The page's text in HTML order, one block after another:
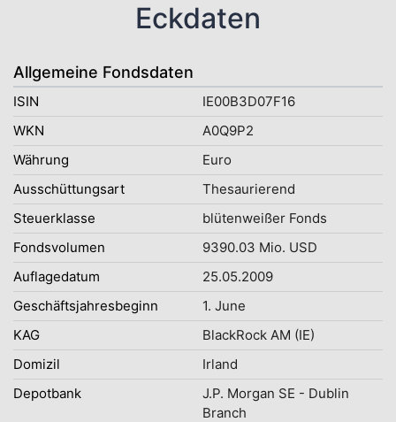
Eckdaten
Allgemeine Fondsdaten
ISIN
IE00B3D07F16
WKN
A0Q9P2
Währung
Euro
Ausschüttungsart
Thesaurierend
Steuerklasse
blütenweißer Fonds
Fondsvolumen
9390.03 Mio. USD
Auflagedatum
25.05.2009
Geschäftsjahresbeginn
1. June
KAG
BlackRock AM (IE)
Domizil
Irland
Depotbank
J.P. Morgan SE - Dublin
Branch